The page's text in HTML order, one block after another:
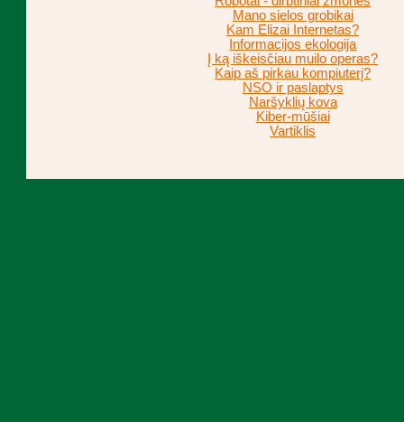
Mano sielos grobikai
Kam Elizai Internetas?
Informacijos ekologija
Į ką iškeisčiau muilo operas?
Kaip aš pirkau kompiuterį?
NSO ir paslaptys
Naršyklių kova
Kiber-mūšiai
Vartiklis